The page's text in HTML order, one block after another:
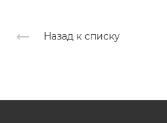
Назад к списку